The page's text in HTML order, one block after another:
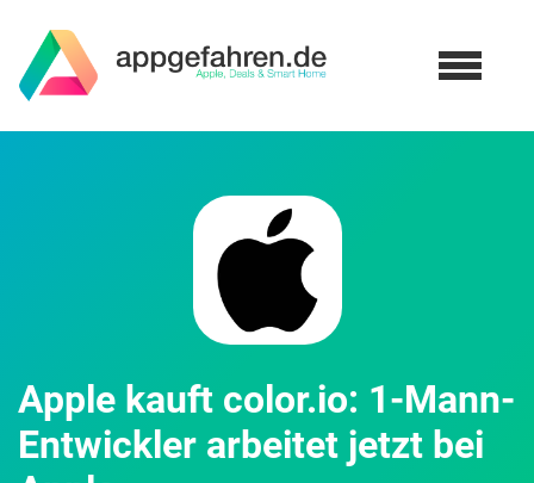
Apple kauft color.io: 1-Mann-
Entwickler arbeitet jetzt bei